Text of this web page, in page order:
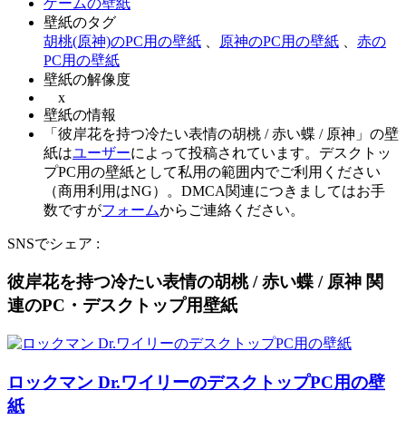
壁紙のタグ
胡桃(原神)のPC用の壁紙
原神のPC用の壁紙
赤の
PC用の壁紙
壁紙の解像度
x
壁紙の情報
「彼岸花を持つ冷たい表情の胡桃 / 赤い蝶 / 原神」の壁
紙はユーザーによって投稿されています。デスクトッ
プPC用の壁紙として私用の範囲内でご利用ください
（商用利用はNG）。DMCA関連につきましてはお手
数ですがフォームからご連絡ください。
SNSでシェア :
彼岸花を持つ冷たい表情の胡桃 / 赤い蝶 / 原神 関
連のPC・デスクトップ用壁紙
ロックマン Dr.ワイリーのデスクトップPC用の壁
紙